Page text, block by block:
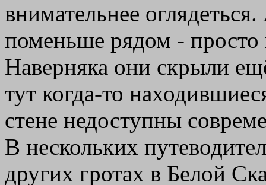
внимательнее
поменьше рядом -
Наверняка они скрыли
тут когда-то
стене недоступны
В нескольких
других гротах в Белой